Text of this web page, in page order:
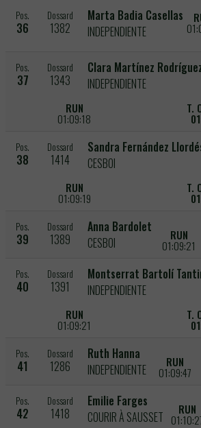
Pos.
36
Dossard
1382
Marta Badia Casellas
INDEPENDIENTE
Pos.
37
Dossard
1343
Clara Martínez
INDEPENDIENTE
RUN
01:09:18
T.
Pos.
38
Dossard
1414
Sandra Fernández
CESBOI
RUN
01:09:19
T.
Pos.
39
Dossard
1389
Anna Bardolet
CESBOI
RUN
01:09:21
Pos.
40
Dossard
1391
Montserrat Bartolí
INDEPENDIENTE
RUN
01:09:21
T.
Pos.
41
Dossard
1286
Ruth Hanna
INDEPENDIENTE
RUN
01:09:47
Pos.
42
Dossard
1418
Emilie Farges
COURIR À SAUSSET
RUN